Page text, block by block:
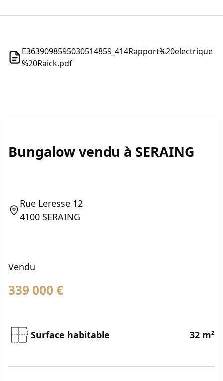
E3639098595030514859_414Rapport%20electrique
%20Raick.pdf
Bungalow vendu à SERAING
Rue Leresse 12
4100 SERAING
Vendu
339 000 €
Surface habitable 32 m²